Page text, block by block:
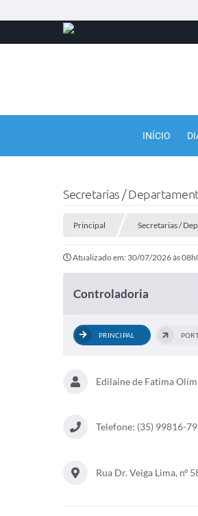
INÍCIO
Secretarias /
Principal Secretarias /
Atualizado em: 30/07/2026 às
Controladoria
PRINCIPAL
Edilaine de Fatima
Telefone: (35) 99816-
Rua Dr. Veiga Lima, nº